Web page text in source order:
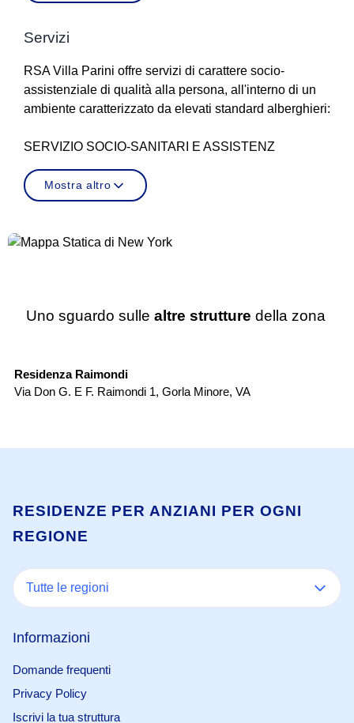
Servizi
RSA Villa Parini offre servizi di carattere socio-
assistenziale di qualità alla persona, all'interno di un
ambiente caratterizzato da elevati standard alberghieri:
SERVIZIO SOCIO-SANITARI E ASSISTENZ
Mostra altro
Uno sguardo sulle altre strutture della zona
Residenza Raimondi
Via Don G. E F. Raimondi 1, Gorla Minore, VA
RESIDENZE PER ANZIANI PER OGNI
REGIONE
Tutte le regioni
Informazioni
Domande frequenti
Privacy Policy
Iscrivi la tua struttura